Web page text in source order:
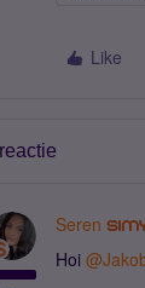
Like
Seren
Hoi ​